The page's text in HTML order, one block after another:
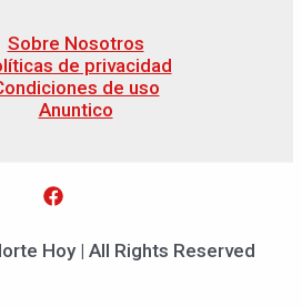
Sobre Nosotros
de privacidad
de uso
Anuntico
Hoy | All Rights Reserved